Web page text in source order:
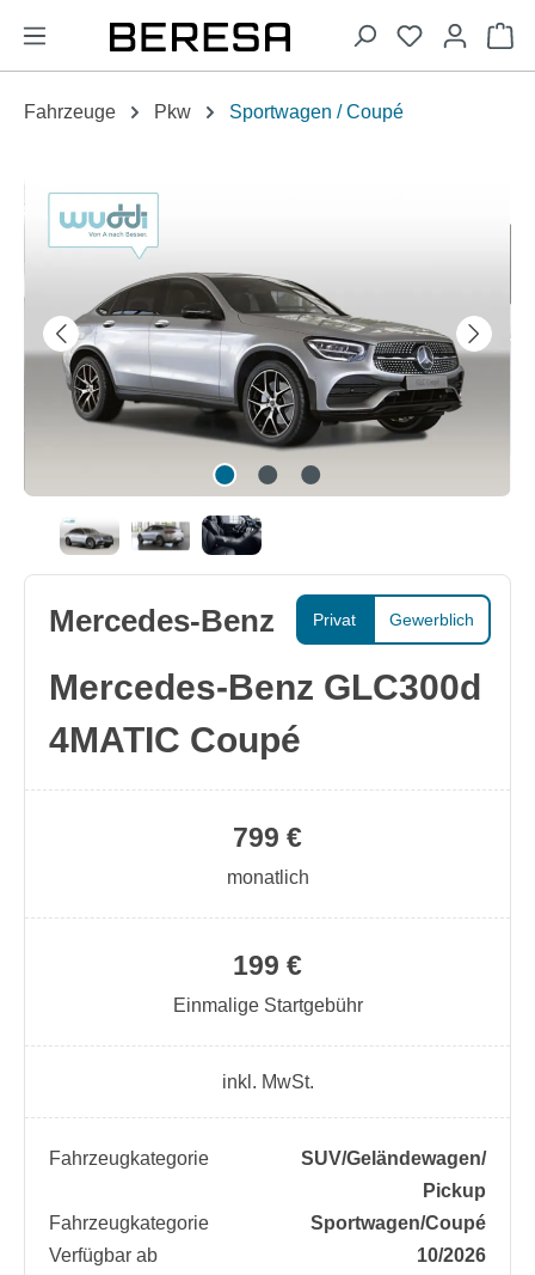
springen
Fahrzeuge Pkw Sportwagen / Coupé
Bildergalerie überspringen
Privat Gewerblich
Mercedes-Benz
Mercedes-Benz GLC300d
4MATIC Coupé
199 €
Einmalige Startgebühr
799 €
monatlich
inkl. MwSt.
Fahrzeugkategorie
SUV/​Geländewagen/​
Pickup
Fahrzeugkategorie
Sportwagen/​Coupé
Verfügbar ab
10/2026